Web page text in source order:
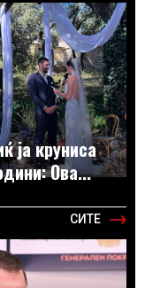
ја круниса
Ова...
СИТЕ